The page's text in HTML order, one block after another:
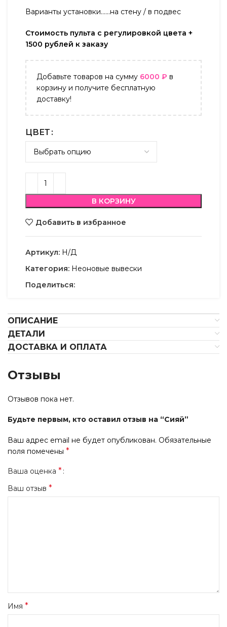
Варианты установки……на стену / в подвес
Стоимость пульта с регулировкой цвета +
1500 рублей к заказу
Добавьте товаров на сумму 6000 ₽ в
корзину и получите бесплатную
доставку!
ЦВЕТ
В КОРЗИНУ
Добавить в избранное
Артикул: Н/Д
Категория: Неоновые вывески
Поделиться:
ОПИСАНИЕ
ДЕТАЛИ
ДОСТАВКА И ОПЛАТА
Отзывы
Отзывов пока нет.
Будьте первым, кто оставил отзыв на “Сияй”
Ваш адрес email не будет опубликован. Обязательные
поля помечены *
Ваша оценка *
Ваш отзыв *
Имя *